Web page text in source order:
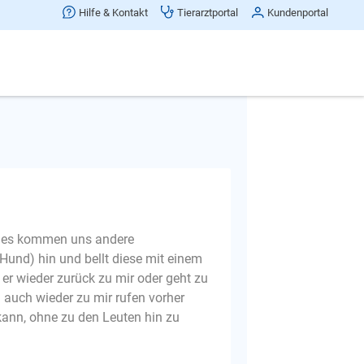
Hilfe & Kontakt Tierarztportal Kundenportal
Beitrag teilen
kommen uns andere
hin und bellt diese mit einem
wieder zurück zu mir oder geht zu
wieder zu mir rufen vorher
ohne zu den Leuten hin zu